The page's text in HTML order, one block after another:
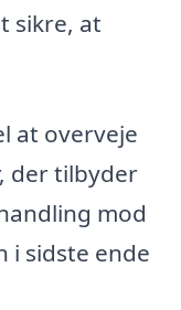
sikre, at
at overveje
der tilbyder
mod
i sidste ende